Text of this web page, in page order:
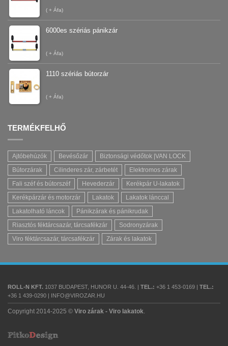
( + Áfa)
6000es szériás pánikzár
( + Áfa)
1110 szériás bútorzár
( + Áfa)
TERMÉKFELHŐ
Ajtóbehúzók Bevésőzár
Biztonsági védőtok |VAN LOCK
Bútorzárak
Cilinderes zár, zárbetét
Elektromos zárak
Fali széf és bútorszéf
Hevederzár
Kerékpár U-lakatok
Kerékpárzár és motorzár
Lakatok
Lakatok lánccal
Lakatolható láncok
Pánikzárak és pánikrudak
Riasztós féktárcsazár, tárcsafékzár
Sodronyzárak
Viro féktárcsazár, tárcsafékzár
Zárak és lakatok
ROLL-N KFT. 1037 BUDAPEST, HUNOR U. 44-46. | TEL.: +36 1 453-0169 | TEL.:
+36 1 439-0290 | INFO@VIROZAR.HU
Copyright 2014-2025 © Viro zárak - Viro lakatok